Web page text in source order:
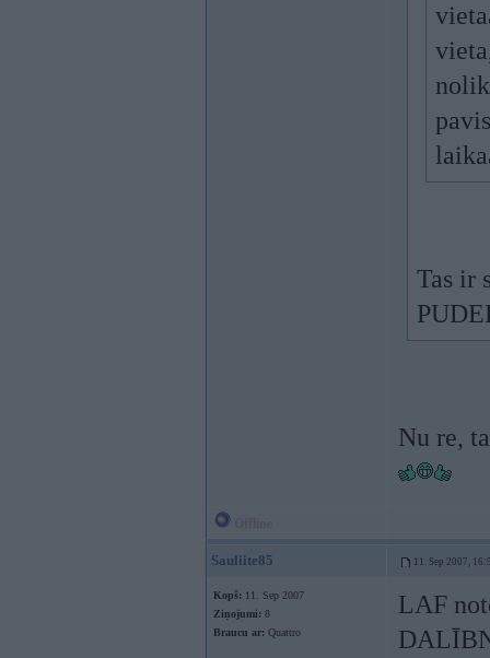
Tas ir
Nu re,
Sauliite85 11. Sep 2007,
Kopš: 11. Sep 2007
Ziņojumi: 8
Braucu ar: Quattro
LAF